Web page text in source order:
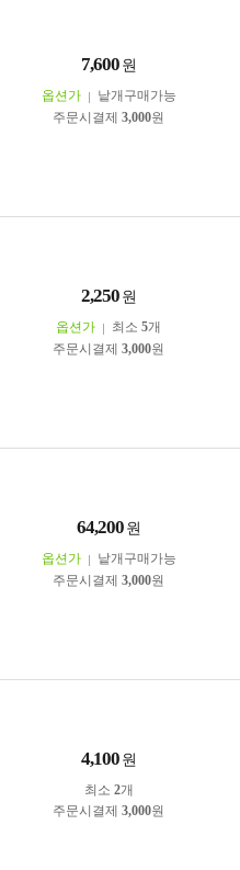
7,600 원
옵션가
낱개구매가능
주문시결제 3,000원
2,250 원
옵션가 최소 5개
주문시결제 3,000원
64,200 원
옵션가
낱개구매가능
주문시결제 3,000원
4,100 원
최소 2개
주문시결제 3,000원